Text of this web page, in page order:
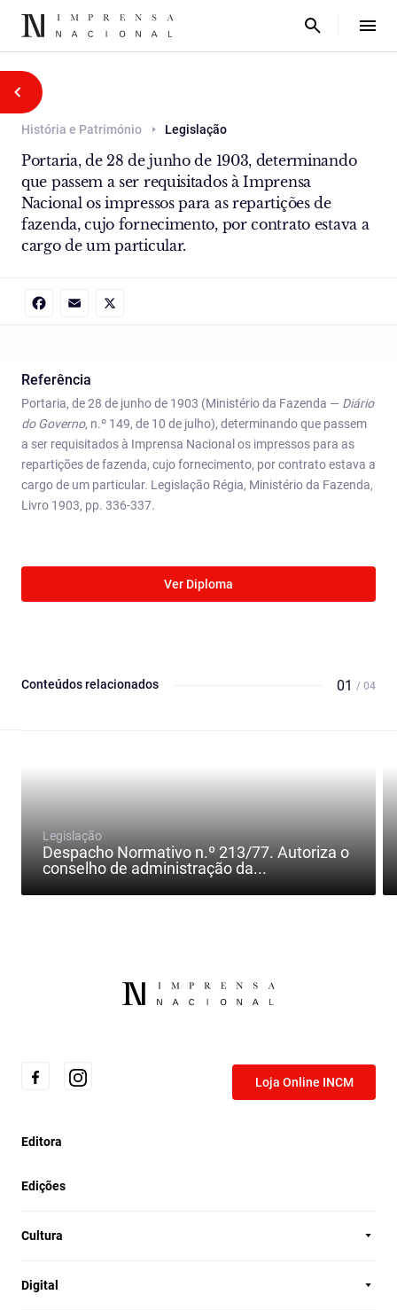
História e Património Legislação
Portaria, de 28 de junho de 1903, determinando
que passem a ser requisitados à Imprensa
Nacional os impressos para as repartições de
fazenda, cujo fornecimento, por contrato estava a
cargo de um particular.
Referência
Portaria, de 28 de junho de 1903 (Ministério da Fazenda — Diário
do Governo, n.º 149, de 10 de julho), determinando que passem
a ser requisitados à Imprensa Nacional os impressos para as
repartições de fazenda, cujo fornecimento, por contrato estava a
cargo de um particular. Legislação Régia, Ministério da Fazenda,
Livro 1903, pp. 336-337.
Ver Diploma
Conteúdos relacionados 01 / 04
Legislação
Despacho Normativo n.º 213/77. Autoriza o
conselho de administração da...
Loja Online INCM
Editora
Edições
Cultura
Digital